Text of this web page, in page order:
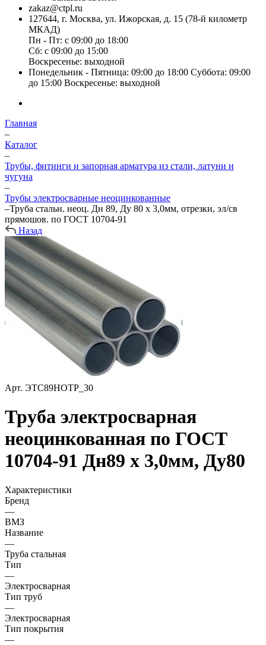
zakaz@ctpl.ru
127644, г. Москва, ул. Ижорская, д. 15 (78-й километр
МКАД)
Пн - Пт: с 09:00 до 18:00
Сб: с 09:00 до 15:00
Воскресенье: выходной
Понедельник - Пятница: 09:00 до 18:00 Суббота: 09:00
до 15:00 Воскресенье: выходной
Главная
–
Каталог
–
Трубы, фитинги и запорная арматура из стали, латуни и
чугуна
–
Трубы электросварные неоцинкованные
–Труба стальн. неоц. Дн 89, Ду 80 х 3,0мм, отрезки, эл/св
прямошов. по ГОСТ 10704-91
Назад
Арт. ЭТС89НОТР_30
Труба электросварная
неоцинкованная по ГОСТ
10704-91 Дн89 х 3,0мм, Ду80
Характеристики
Бренд
—
ВМЗ
Название
—
Труба стальная
Тип
—
Электросварная
Тип труб
—
Электросварная
Тип покрытия
—